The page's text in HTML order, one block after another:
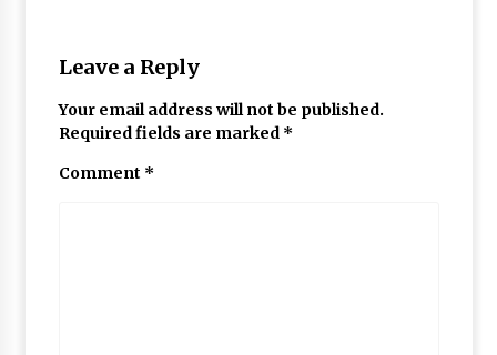
بر گزاری دوره آموزشی شناخت قصه و قصه گوی
ی آذزماه ۱۳۸۹
Leave a Reply
Your email address will not be published.
Required fields are marked *
Comment *